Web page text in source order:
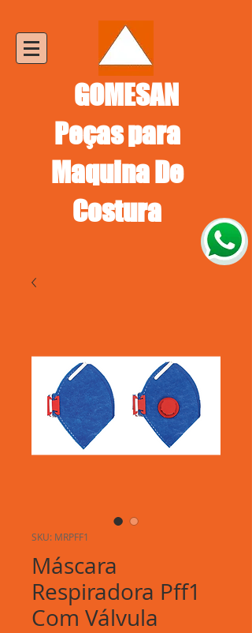
GOMESAN
Peças para
Maquina De
Costura
SKU: MRPFF1
Máscara
Respiradora Pff1
Com Válvula